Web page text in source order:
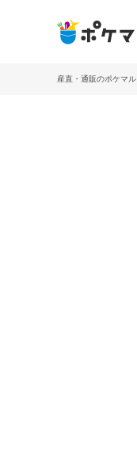
産直・通販のポケマル